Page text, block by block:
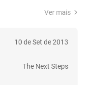
Ver mais
10 de Set de 2013
The Next Steps